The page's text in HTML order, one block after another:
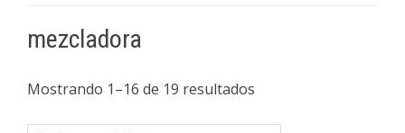
mezcladora
Mostrando 1–16 de 19 resultados